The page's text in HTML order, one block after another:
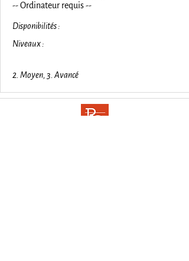
-- Ordinateur requis --
Disponibilités :
Niveaux :
2. Moyen, 3. Avancé